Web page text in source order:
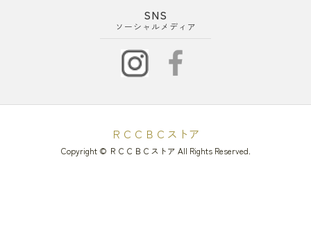
SNS
ソーシャルメディア
ＲＣＣＢＣストア
Copyright © ＲＣＣＢＣストア All Rights Reserved.